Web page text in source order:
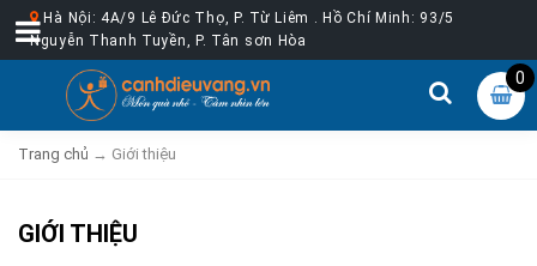
Hà Nội: 4A/9 Lê Đức Thọ, P. Từ Liêm . Hồ Chí Minh: 93/5
Nguyễn Thanh Tuyền, P. Tân sơn Hòa
0
Trang chủ → Giới thiệu
GIỚI THIỆU